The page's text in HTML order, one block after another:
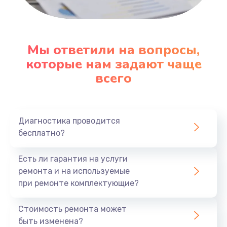
Замена микросхемы Wi-Fi
1100 руб.
Ремонт Bluetooth модуля
880 руб.
Ремонт задней крышки
Заказать
Ремонт аккумулятора
Заказать
Мы ответили на вопросы,
которые нам задают чаще
всего
Диагностика проводится
бесплатно?
Есть ли гарантия на услуги
ремонта и на используемые
при ремонте комплектующие?
Стоимость ремонта может
быть изменена?